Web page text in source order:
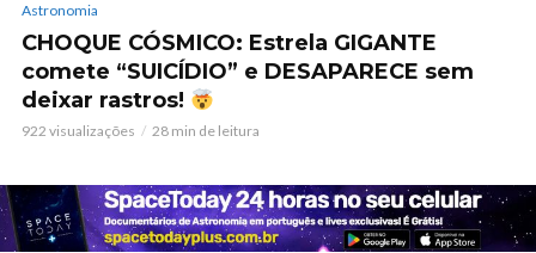
Astronomia
CHOQUE CÓSMICO: Estrela GIGANTE
comete “SUICÍDIO” e DESAPARECE sem
deixar rastros!
922 visualizações 28 min de leitura